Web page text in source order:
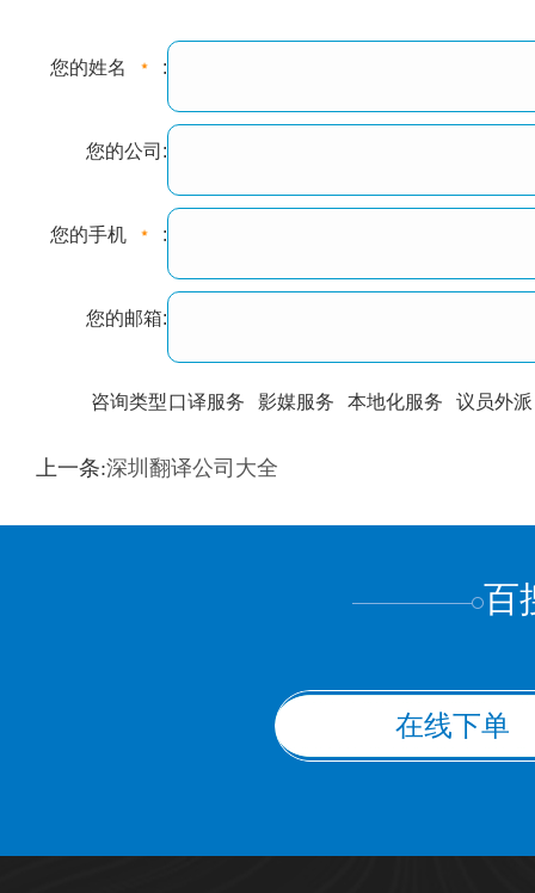
您的姓名 :
您的公司:
您的手机 :
您的邮箱:
咨询类型口译服务 影媒服务 本地化服务 议员外派
训翻译 标准级
上一条:深圳翻译公司大全
百
在线下单